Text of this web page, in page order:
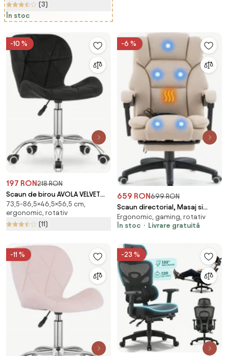
(3)
În stoc
-10 %
197 RON218 RON
Scaun de birou AVOLA VELVET
negru
73,5-86,5×46,5×56,5 cm,
ergonomic, rotativ
(11)
-6 %
659 RON699 RON
Scaun directorial, Masaj si
Incalzire in 7 puncte, spatar
rabatabil, suport pentru
premium, Bej
Ergonomic, gaming, rotativ
În stoc
Livrare gratuită
-11 % -23 %